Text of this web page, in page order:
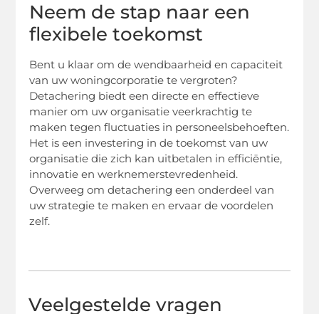
Neem de stap naar een
flexibele toekomst
Bent u klaar om de wendbaarheid en capaciteit
van uw woningcorporatie te vergroten?
Detachering biedt een directe en effectieve
manier om uw organisatie veerkrachtig te
maken tegen fluctuaties in personeelsbehoeften.
Het is een investering in de toekomst van uw
organisatie die zich kan uitbetalen in efficiëntie,
innovatie en werknemerstevredenheid.
Overweeg om detachering een onderdeel van
uw strategie te maken en ervaar de voordelen
zelf.
Veelgestelde vragen